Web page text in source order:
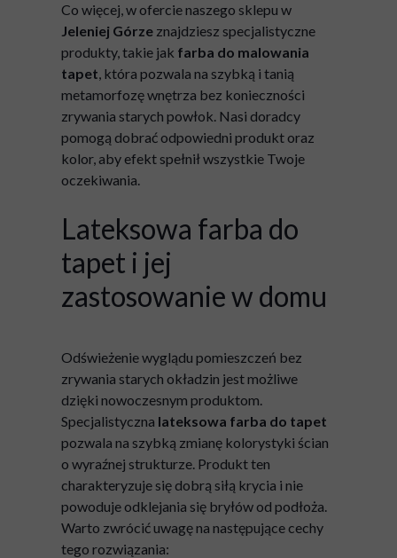
Co więcej, w ofercie naszego sklepu w
Jeleniej Górze znajdziesz specjalistyczne
produkty, takie jak farba do malowania
tapet, która pozwala na szybką i tanią
metamorfozę wnętrza bez konieczności
zrywania starych powłok. Nasi doradcy
pomogą dobrać odpowiedni produkt oraz
kolor, aby efekt spełnił wszystkie Twoje
oczekiwania.
Lateksowa farba do
tapet i jej
zastosowanie w domu
Odświeżenie wyglądu pomieszczeń bez
zrywania starych okładzin jest możliwe
dzięki nowoczesnym produktom.
Specjalistyczna lateksowa farba do tapet
pozwala na szybką zmianę kolorystyki ścian
o wyraźnej strukturze. Produkt ten
charakteryzuje się dobrą siłą krycia i nie
powoduje odklejania się bryłów od podłoża.
Warto zwrócić uwagę na następujące cechy
tego rozwiązania: